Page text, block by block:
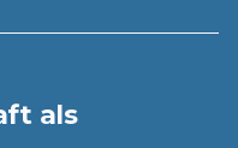
als